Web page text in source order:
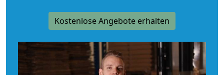
Kostenlose Angebote erhalten